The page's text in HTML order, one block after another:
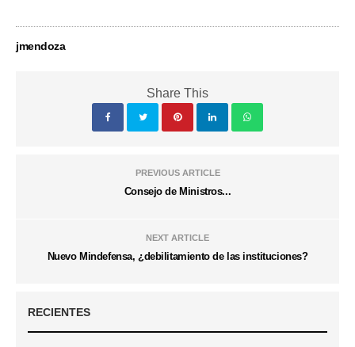
jmendoza
Share This
PREVIOUS ARTICLE
Consejo de Ministros...
NEXT ARTICLE
Nuevo Mindefensa, ¿debilitamiento de las instituciones?
RECIENTES